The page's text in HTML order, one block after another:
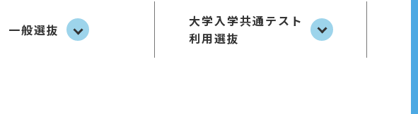
一般選抜
大学入学共通テスト
利用選抜